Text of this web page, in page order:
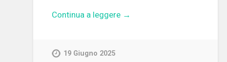
Continua a leggere →
19 Giugno 2025